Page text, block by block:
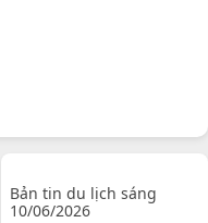
Bản tin du lịch sáng
10/06/2026